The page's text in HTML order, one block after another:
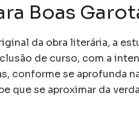
Boas
da obra literária, a
de curso, com a
conforme se aprofunda
que se aproximar da